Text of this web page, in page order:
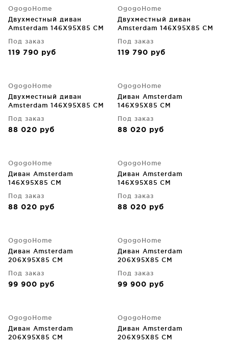
OgogoHome
Двухместный диван
Amsterdam 146X95X85 CM
Под заказ
119 790 руб
OgogoHome
Двухместный диван
Amsterdam 146X95X85 CM
Под заказ
119 790 руб
OgogoHome
Двухместный диван
Amsterdam 146X95X85 CM
Под заказ
88 020 руб
OgogoHome
Диван Amsterdam
146X95X85 CM
Под заказ
88 020 руб
OgogoHome
Диван Amsterdam
146X95X85 CM
Под заказ
88 020 руб
OgogoHome
Диван Amsterdam
146X95X85 CM
Под заказ
88 020 руб
OgogoHome
Диван Amsterdam
206X95X85 CM
Под заказ
99 900 руб
OgogoHome
Диван Amsterdam
206X95X85 CM
Под заказ
99 900 руб
OgogoHome
Диван Amsterdam
206X95X85 CM
OgogoHome
Диван Amsterdam
206X95X85 CM